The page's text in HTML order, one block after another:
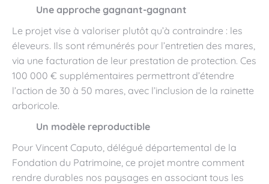
Une approche gagnant-gagnant
Le projet vise à valoriser plutôt qu’à contraindre : les
éleveurs. Ils sont rémunérés pour l’entretien des mares,
via une facturation de leur prestation de protection. Ces
100 000 € supplémentaires permettront d’étendre
l’action de 30 à 50 mares, avec l’inclusion de la rainette
arboricole.
Un modèle reproductible
Pour Vincent Caputo, délégué départemental de la
Fondation du Patrimoine, ce projet montre comment
rendre durables nos paysages en associant tous les